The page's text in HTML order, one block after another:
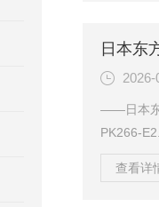
固定，适
额定容量
2026-
——日本东
PK266-
提供稳
查看详